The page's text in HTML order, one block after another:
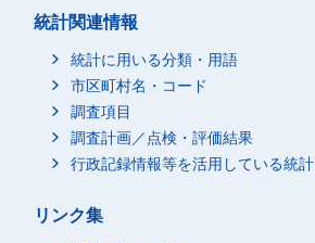
統計関連情報
統計に用いる分類・用語
市区町村名・コード
調査項目
調査計画／点検・評価結果
行政記録情報等を活用している統計
リンク集